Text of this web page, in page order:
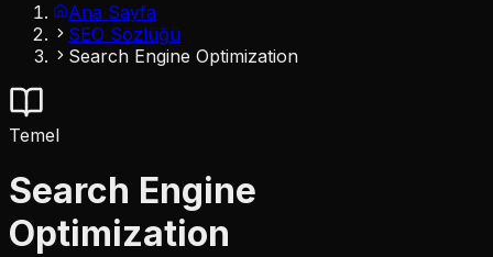
Ana Sayfa
SEO Sözlüğü
Search Engine Optimization
Temel
Search Engine
Optimization